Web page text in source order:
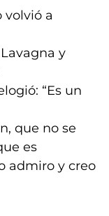
volvió a
y
“Es un
que no se
es
admiro y creo